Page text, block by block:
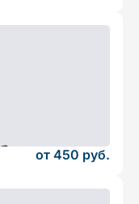
от 450 руб.